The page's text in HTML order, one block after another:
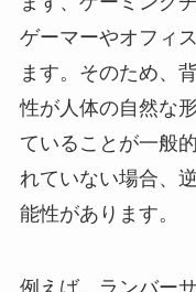
ゲーマーやオフィ
ます。そのため、
性が人体の自然な
ていることが一般
れていない場合、
能性があります。